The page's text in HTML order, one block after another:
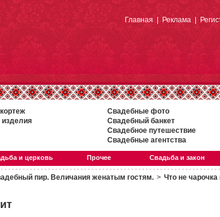
Главная|Реклама|
Свадебные фото
Свадебный банкет
Свадебное путешествие
Свадебные агентства
и церковь Прочее Свадьба и закон
пир. Величания женатым гостям. > Что не чарочка